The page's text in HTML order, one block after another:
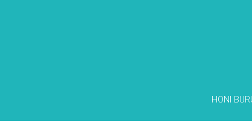
HONI